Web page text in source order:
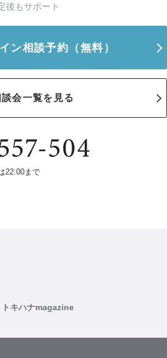
後もサポート
ン相談予約 （無料）
談会一覧を見る
22:00まで
トキハナmagazine